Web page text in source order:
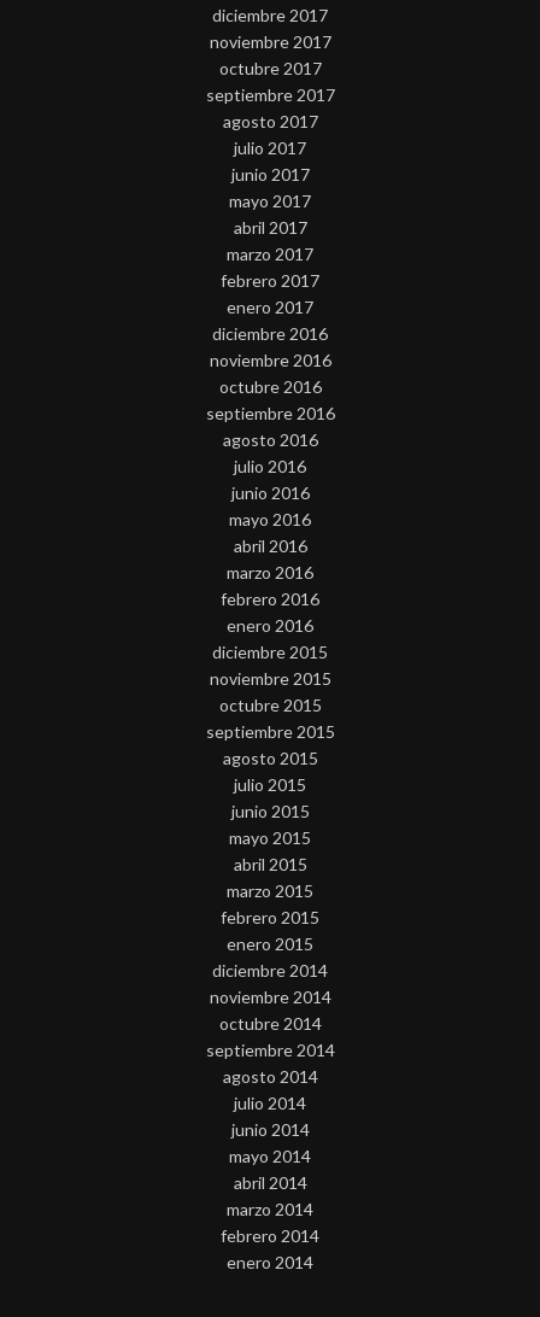
diciembre 2017
noviembre 2017
octubre 2017
septiembre 2017
agosto 2017
julio 2017
junio 2017
mayo 2017
abril 2017
marzo 2017
febrero 2017
enero 2017
diciembre 2016
noviembre 2016
octubre 2016
septiembre 2016
agosto 2016
julio 2016
junio 2016
mayo 2016
abril 2016
marzo 2016
febrero 2016
enero 2016
diciembre 2015
noviembre 2015
octubre 2015
septiembre 2015
agosto 2015
julio 2015
junio 2015
mayo 2015
abril 2015
marzo 2015
febrero 2015
enero 2015
diciembre 2014
noviembre 2014
octubre 2014
septiembre 2014
agosto 2014
julio 2014
junio 2014
mayo 2014
abril 2014
marzo 2014
febrero 2014
enero 2014